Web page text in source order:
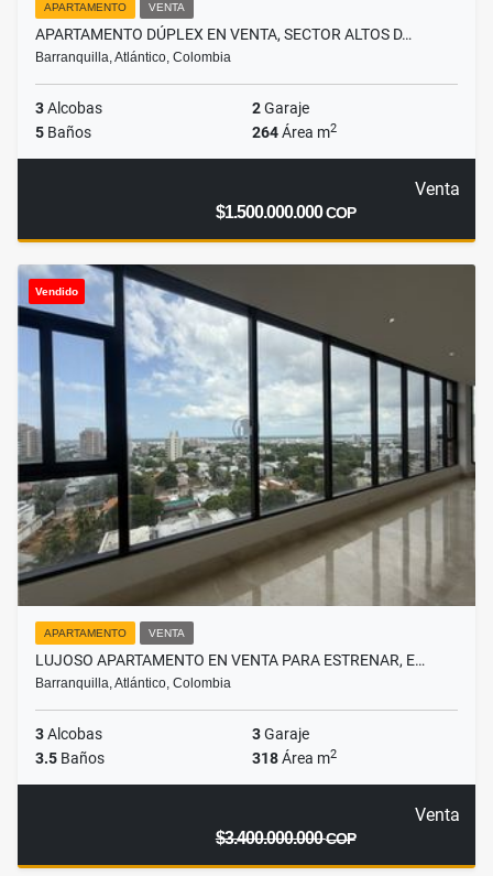
APARTAMENTO VENTA
APARTAMENTO DÚPLEX EN VENTA, SECTOR ALTOS D…
Barranquilla, Atlántico, Colombia
3Alcobas 2Garaje
5 Baños 264Área m2
Venta
$1.500.000.000COP
Vendido
APARTAMENTO VENTA
LUJOSO APARTAMENTO EN VENTA PARA ESTRENAR, E…
Barranquilla, Atlántico, Colombia
3Alcobas 3Garaje
3.5 Baños 318Área m2
Venta
$3.400.000.000COP